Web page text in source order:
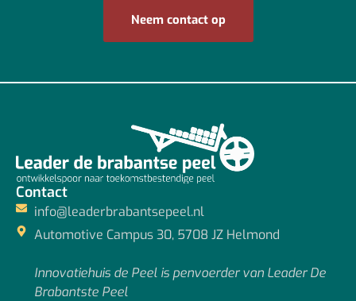
Neem contact op
Contact
info@leaderbrabantsepeel.nl
Automotive Campus 30, 5708 JZ Helmond
Innovatiehuis de Peel is penvoerder van Leader De
Brabantste Peel